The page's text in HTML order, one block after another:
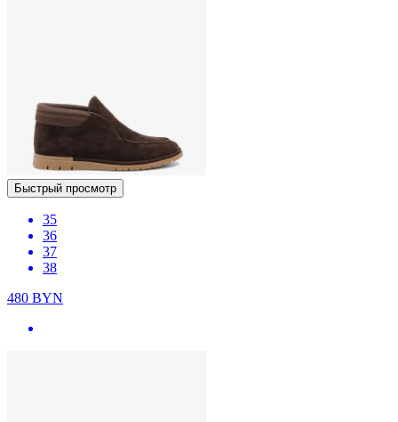
Быстрый просмотр
35
36
37
38
480 BYN